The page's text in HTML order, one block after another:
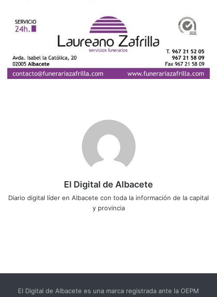
El Digital de Albacete
Diario digital líder en Albacete con toda la información de la capital
y provincia
El Digital de Albacete es una marca registrada ante la OEPM